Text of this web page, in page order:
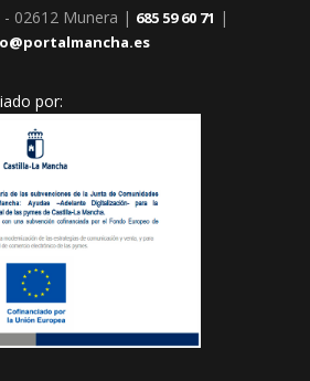
- 02612 Munera | 685 59 60 71 |
por: